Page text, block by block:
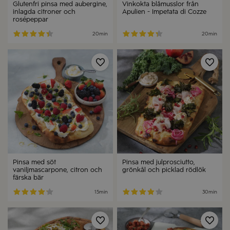
Glutenfri pinsa med aubergine,
inlagda citroner och
rosépeppar
20min
Vinkokta blåmusslor från
Apulien - Impetata di Cozze
20min
Spara
Pinsa med söt
vaniljmascarpone, citron och
färska bär
15min
Pinsa med julprosciutto,
grönkål och picklad rödlök
30min
Spara